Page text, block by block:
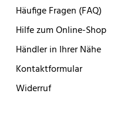
Häufige Fragen (FAQ)
Hilfe zum Online-Shop
Händler in Ihrer Nähe
Kontaktformular
Widerruf